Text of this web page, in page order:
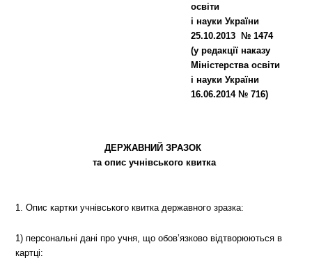
освіти
і науки України
25.10.2013 № 1474
(у редакції наказу
Міністерства освіти
і науки України
16.06.2014 № 716)
ДЕРЖАВНИЙ ЗРАЗОК
та опис учнівського квитка
1. Опис картки учнівського квитка державного зразка:
1) персональні дані про учня, що обов’язково відтворюються в
картці: